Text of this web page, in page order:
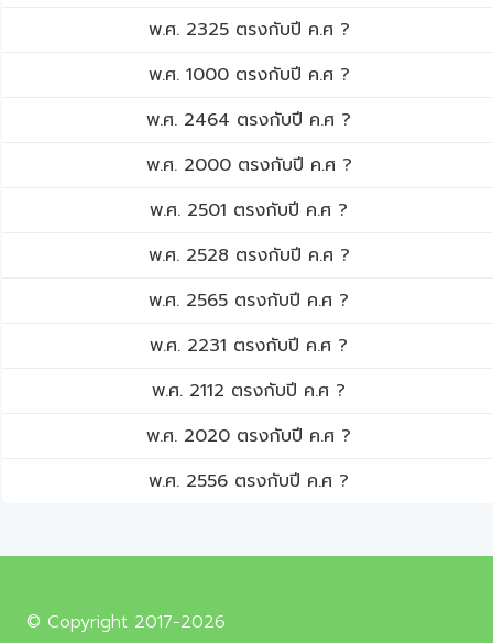
พ.ศ. 2325 ตรงกับปี ค.ศ ?
พ.ศ. 1000 ตรงกับปี ค.ศ ?
พ.ศ. 2464 ตรงกับปี ค.ศ ?
พ.ศ. 2000 ตรงกับปี ค.ศ ?
พ.ศ. 2501 ตรงกับปี ค.ศ ?
พ.ศ. 2528 ตรงกับปี ค.ศ ?
พ.ศ. 2565 ตรงกับปี ค.ศ ?
พ.ศ. 2231 ตรงกับปี ค.ศ ?
พ.ศ. 2112 ตรงกับปี ค.ศ ?
พ.ศ. 2020 ตรงกับปี ค.ศ ?
พ.ศ. 2556 ตรงกับปี ค.ศ ?
© Copyright 2017-2026